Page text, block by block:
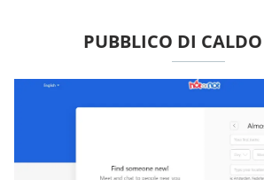
PUBBLICO DI